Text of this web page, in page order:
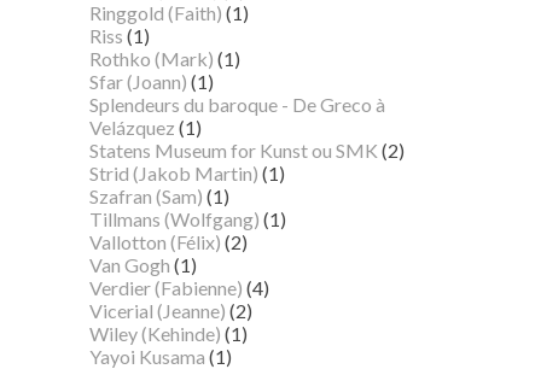
Ringgold (Faith) (1)
Riss (1)
Rothko (Mark) (1)
Sfar (Joann) (1)
Splendeurs du baroque - De Greco à
Velázquez (1)
Statens Museum for Kunst ou SMK (2)
Strid (Jakob Martin) (1)
Szafran (Sam) (1)
Tillmans (Wolfgang) (1)
Vallotton (Félix) (2)
Van Gogh (1)
Verdier (Fabienne) (4)
Vicerial (Jeanne) (2)
Wiley (Kehinde) (1)
Yayoi Kusama (1)